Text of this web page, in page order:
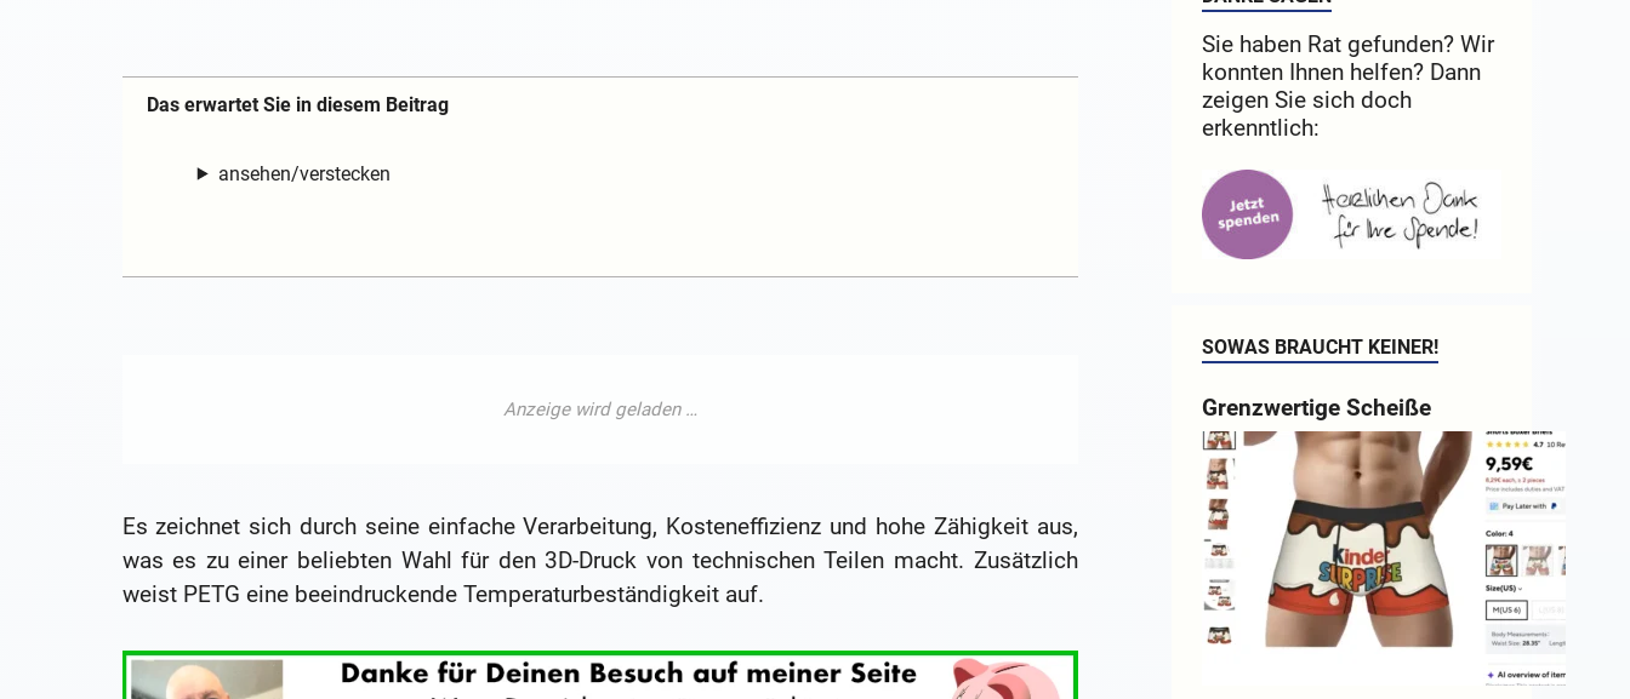
Das erwartet Sie in diesem Beitrag
ansehen/verstecken
Es zeichnet sich durch seine einfache Verarbeitung, Kosteneffizienz und hohe Zähigkeit aus,
was es zu einer beliebten Wahl für den 3D-Druck von technischen Teilen macht. Zusätzlich
weist PETG eine beeindruckende Temperaturbeständigkeit auf.
Sie haben Rat gefunden? Wir
konnten Ihnen helfen? Dann
zeigen Sie sich doch
erkenntlich:
SOWAS BRAUCHT KEINER!
Grenzwertige Scheiße